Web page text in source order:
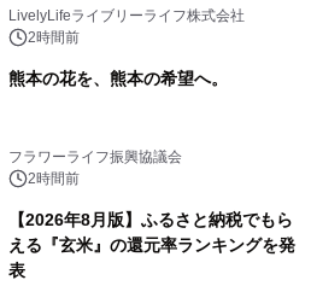
LivelyLifeライブリーライフ株式会社
2時間前
熊本の花を、熊本の希望へ。
フラワーライフ振興協議会
2時間前
【2026年8月版】ふるさと納税でもら
える『玄米』の還元率ランキングを発
表